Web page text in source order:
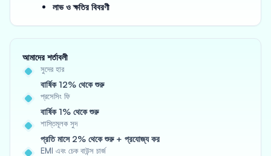
লাভ ও ক্ষতির বিবরণী
আমাদের শর্তাবলী
সুদের হার
বার্ষিক 12% থেকে শুরু
প্রসেসিং ফি
বার্ষিক 1% থেকে শুরু
শাস্তিমূলক সুদ
প্রতি মাসে 2% থেকে শুরু + প্রযোজ্য কর
EMI এবং চেক বাউন্স চার্জ